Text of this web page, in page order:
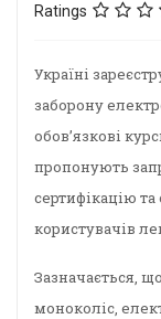
Ratings
Україні
заборону
обов’язкові
пропонують
сертифікацію
користувачів
Зазначається,
моноколіс,